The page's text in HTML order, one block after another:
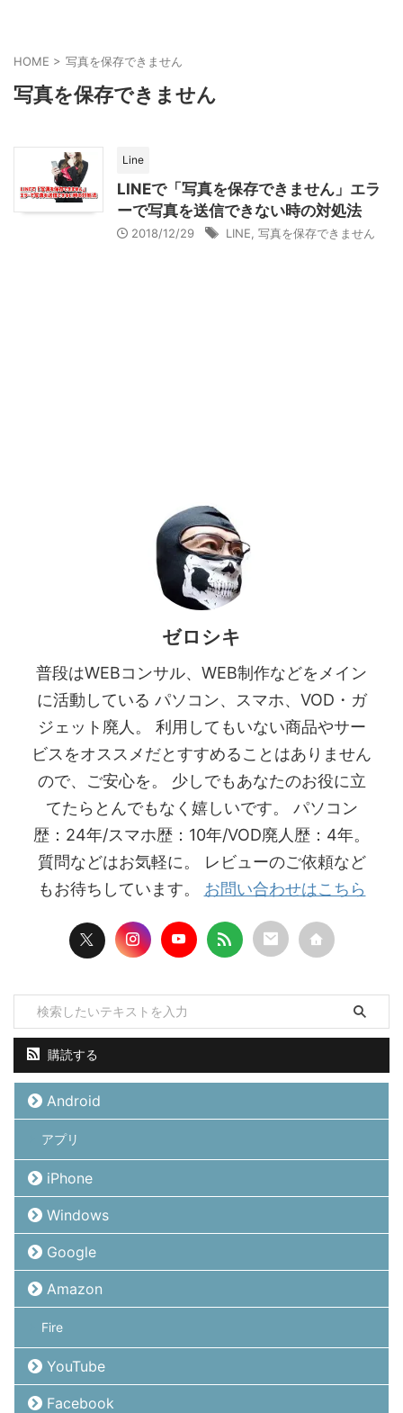
HOME > 写真を保存できません
写真を保存できません
Line
LINEで「写真を保存できません」エラ
ーで写真を送信できない時の対処法
2018/12/29 LINE 写真を保存できません
ゼロシキ
普段はWEBコンサル、WEB制作などをメイン
に活動している パソコン、スマホ、VOD・ガ
ジェット廃人。 利用してもいない商品やサー
ビスをオススメだとすすめることはありません
ので、ご安心を。 少しでもあなたのお役に立
てたらとんでもなく嬉しいです。 パソコン
歴：24年/スマホ歴：10年/VOD廃人歴：4年。
質問などはお気軽に。 レビューのご依頼など
もお待ちしています。 お問い合わせはこちら
購読する
Android
アプリ
iPhone
Windows
Google
Amazon
Fire
YouTube
Facebook